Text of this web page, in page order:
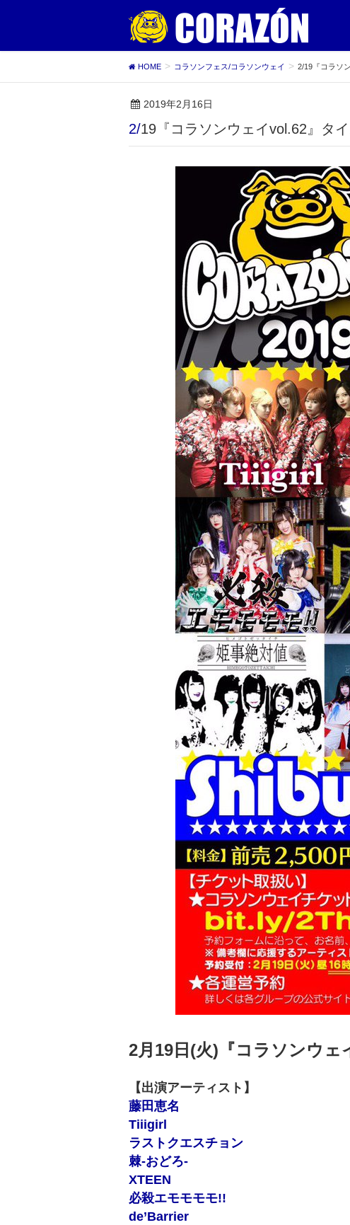
HOME コラソンフェス/コラソンウェイ 2/19『コラソ
2019年2月16日
2/19『コラソンウェイvol.62』タ
2月19日(火)『コラソンウ
【出演アーティスト】
藤田恵名
Tiiigirl
ラストクエスチョン
棘-おどろ-
XTEEN
必殺エモモモモ!!
de’Barrier